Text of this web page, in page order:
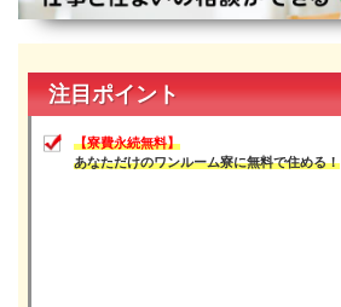
熊本県
大分県
鹿児島県
沖縄エリア
沖縄県
社員口コミ
注目ポイント
【寮費永続無料】
あなただけのワンルーム寮に無料で住める！